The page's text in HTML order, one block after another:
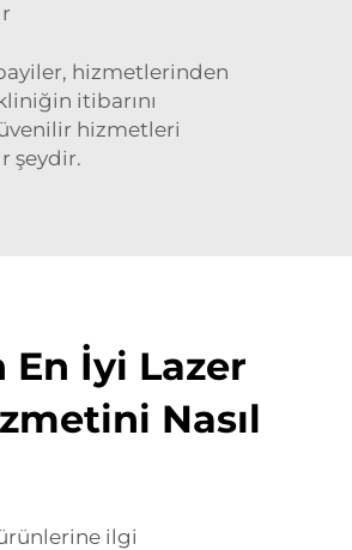
hizmetlerinden
itibarını
hizmetleri
şeydir.
En İyi Lazer
Nasıl
ilgi